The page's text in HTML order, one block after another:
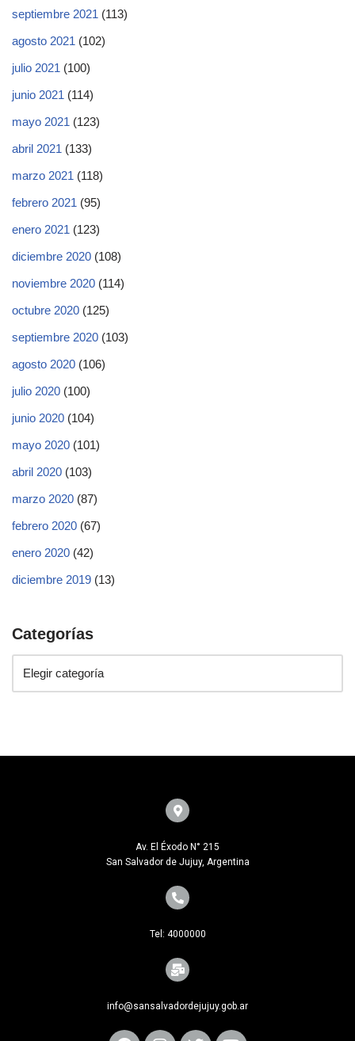
septiembre 2021 (113)
agosto 2021 (102)
julio 2021 (100)
junio 2021 (114)
mayo 2021 (123)
abril 2021 (133)
marzo 2021 (118)
febrero 2021 (95)
enero 2021 (123)
diciembre 2020 (108)
noviembre 2020 (114)
octubre 2020 (125)
septiembre 2020 (103)
agosto 2020 (106)
julio 2020 (100)
junio 2020 (104)
mayo 2020 (101)
abril 2020 (103)
marzo 2020 (87)
febrero 2020 (67)
enero 2020 (42)
diciembre 2019 (13)
Categorías
Av. El Éxodo N° 215
San Salvador de Jujuy, Argentina
Tel: 4000000
info@sansalvadordejujuy.gob.ar